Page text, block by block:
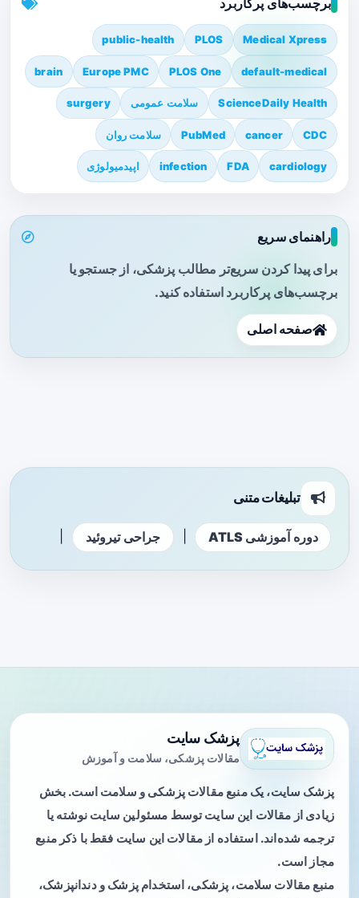
Medical Xpress
PLOS
public-health
default-medical
PLOS One
Europe PMC
brain
ScienceDaily Health سلامت عمومی surgery
CDC
cancer
PubMed سلامت روان
cardiology
FDA
infection اپیدمیولوژی
راهنمای سریع
برای پیدا کردن سریع‌تر مطالب پزشکی، از جستجو یا
برچسب‌های پرکاربرد استفاده کنید.
صفحه اصلی
تبلیغات متنی
دوره آموزشی ATLS جراحی تیروئید
پزشک سایت
مقالات پزشکی، سلامت و آموزش
پزشک سایت، یک منبع مقالات پزشکی و سلامت است. بخش
زیادی از مقالات این سایت توسط مسئولین سایت نوشته یا
ترجمه شده‌اند. استفاده از مقالات این سایت فقط با ذکر منبع
مجاز است.
منبع مقالات سلامت، پزشکی، استخدام پزشک و دندانپزشک،